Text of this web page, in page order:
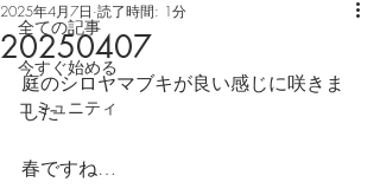
全ての記事
今すぐ始める
コミュニティ
20250407
2025年4月7日 読了時間: 1分
庭のシロヤマブキが良い感じに咲きま
した
春ですね…